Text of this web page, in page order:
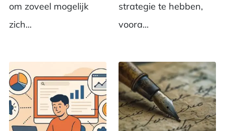
om zoveel mogelijk
zich...
strategie te hebben,
voora...